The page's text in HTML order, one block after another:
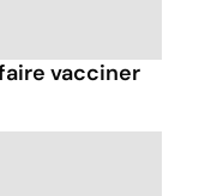
vacciner